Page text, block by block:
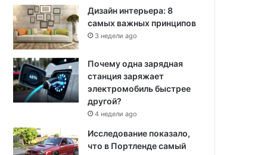
Дизайн интерьера: 8
самых важных принципов
3 недели ago
Почему одна зарядная
станция заряжает
электромобиль быстрее
другой?
4 недели ago
Исследование показало,
что в Портленде самый